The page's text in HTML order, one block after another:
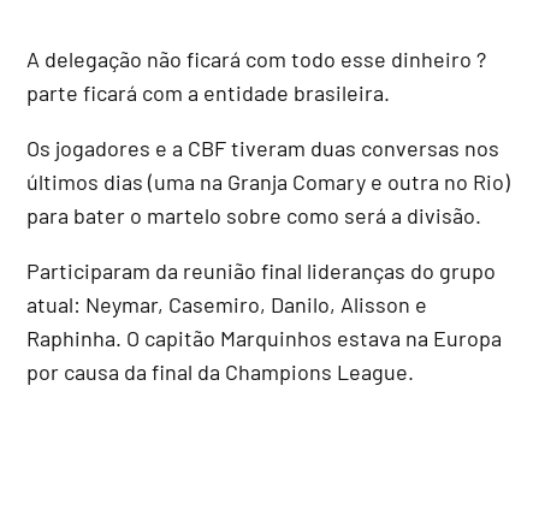
A delegação não ficará com todo esse dinheiro ?
parte ficará com a entidade brasileira.
Os jogadores e a CBF tiveram duas conversas nos
últimos dias (uma na Granja Comary e outra no Rio)
para bater o martelo sobre como será a divisão.
Participaram da reunião final lideranças do grupo
atual: Neymar, Casemiro, Danilo, Alisson e
Raphinha. O capitão Marquinhos estava na Europa
por causa da final da Champions League.